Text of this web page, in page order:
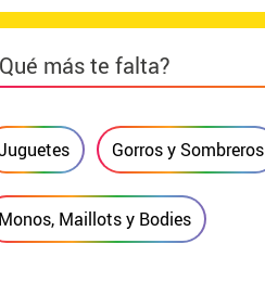
más te falta?
Gorros y Sombreros
Monos, Maillots y Bodies